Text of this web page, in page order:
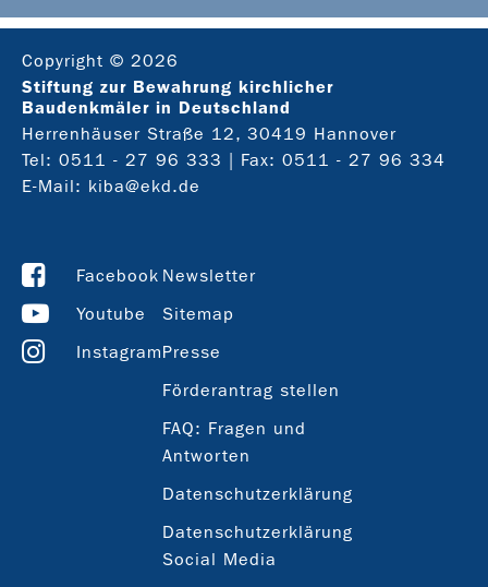
Copyright © 2026
Stiftung zur Bewahrung kirchlicher
Baudenkmäler in Deutschland
Herrenhäuser Straße 12, 30419 Hannover
Tel: 0511 - 27 96 333
| Fax: 0511 - 27 96 334
E-Mail: kiba@ekd.de
Facebook
Youtube
Instagram
Newsletter
Sitemap
Presse
Förderantrag stellen
FAQ: Fragen und
Antworten
Datenschutzerklärung
Datenschutzerklärung
Social Media